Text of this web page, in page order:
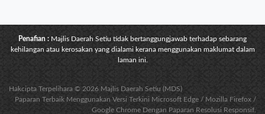
Penafian : Majlis Daerah Setiu tidak bertanggungjawab terhadap sebarang
kehilangan atau kerosakan yang dialami kerana menggunakan maklumat dalam
laman ini.
Hakcipta Terpelihara © 2026 Majlis Daerah Setiu (MDS)
Paparan Terbaik Menggunakan Versi Terkini Microsoft Edge / Mozilla Firefox /
Google Chrome Dengan Paparan Resolusi Responsif.